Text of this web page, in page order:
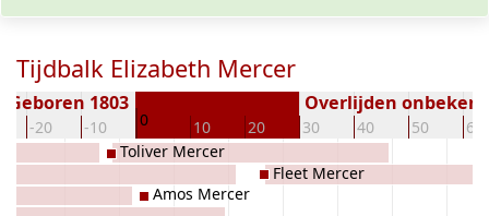
Tijdbalk Elizabeth Mercer
-20 -10 0 10 20 30 40 50 60
Geboren 1803 Overlijden
Toliver Mercer
Amos Mercer
Fleet Mercer